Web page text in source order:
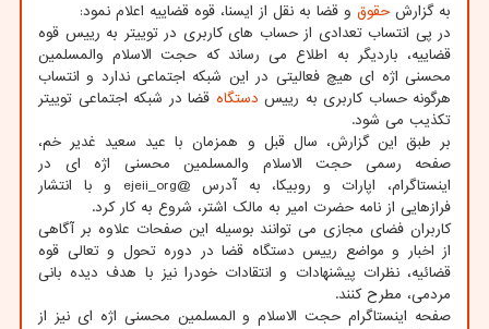
به گزارش حقوق و قضا به نقل از ایسنا، قوه قضاییه اعلام نمود:
در پی انتساب تعدادی از حساب های کاربری در توییتر به رییس قوه
قضاییه، باردیگر به اطلاع می رساند که حجت الاسلام والمسلمین
محسنی اژه ای هیچ فعالیتی در این شبکه اجتماعی ندارد و انتساب
هرگونه حساب کاربری به رییس دستگاه قضا در شبکه اجتماعی توییتر
تکذیب می شود.
بر طبق این گزارش، سال قبل و همزمان با عید سعید غدیر خم،
صفحه رسمی حجت الاسلام والمسلمین محسنی اژه ای در
اینستاگرام، اپارات و روبیکا، به آدرس @ejeii_org و با انتشار
فرازهایی از نامه حضرت امیر به مالک اشتر، شروع به کار کرد.
کاربران فضای مجازی می توانند بوسیله این صفحات علاوه بر آگاهی
از اخبار و مواضع رییس دستگاه قضا در دوره تحول و تعالی قوه
قضائیه، نظرات پیشنهادات و انتقادات خودرا نیز با هدف دیده بانی
مردمی، مطرح کنند.
صفحه اینستاگرام حجت الاسلام و المسلمین محسنی اژه ای نیز از